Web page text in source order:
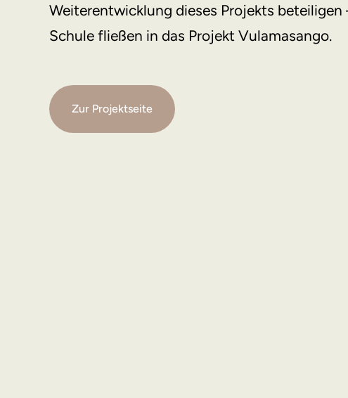
Weiterentwicklung dieses Projekts beteiligen
Schule fließen in das Projekt Vulamasango.
Zur Projektseite